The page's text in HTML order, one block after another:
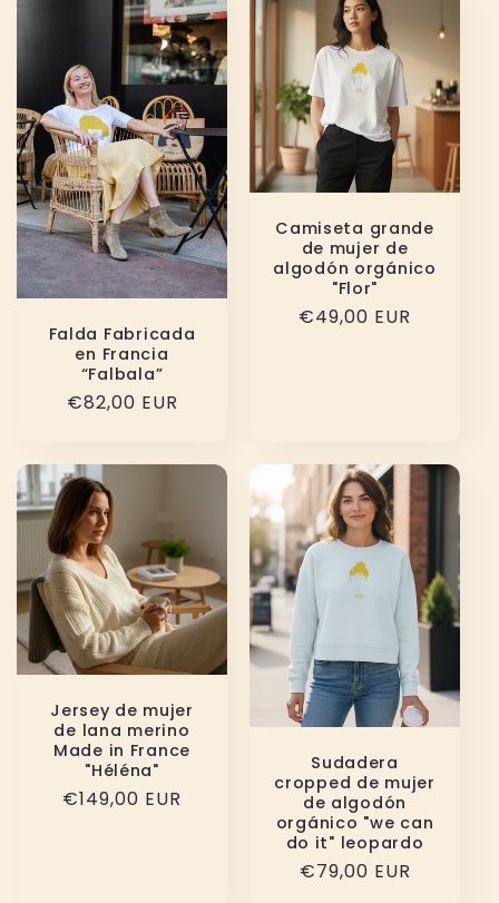
Falda Fabricada
en Francia
“Falbala”
Precio
€82,00 EUR
Camiseta grande
de mujer de
algodón orgánico
"Flor"
Precio
€49,00 EUR
Jersey de mujer
de lana merino
Made in France
"Héléna"
Precio
€149,00 EUR
Sudadera
cropped de mujer
de algodón
orgánico "we can
do it" leopardo
Precio
€79,00 EUR